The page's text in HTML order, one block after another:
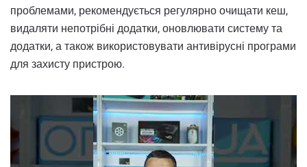
проблемами, рекомендується регулярно очищати кеш,
видаляти непотрібні додатки, оновлювати систему та
додатки, а також використовувати антивірусні програми
для захисту пристрою.